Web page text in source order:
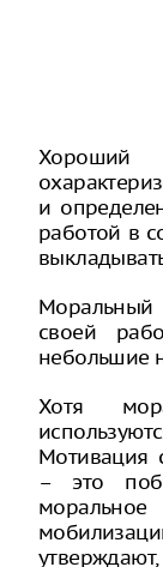
и
работой в
Моральный
своей
небольшие
Хотя
Мотивация
– это